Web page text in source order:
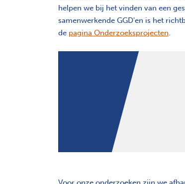
helpen we bij het vinden van een
samenwerkende GGD'en is het
de pagina Onderzoeksprojecten.